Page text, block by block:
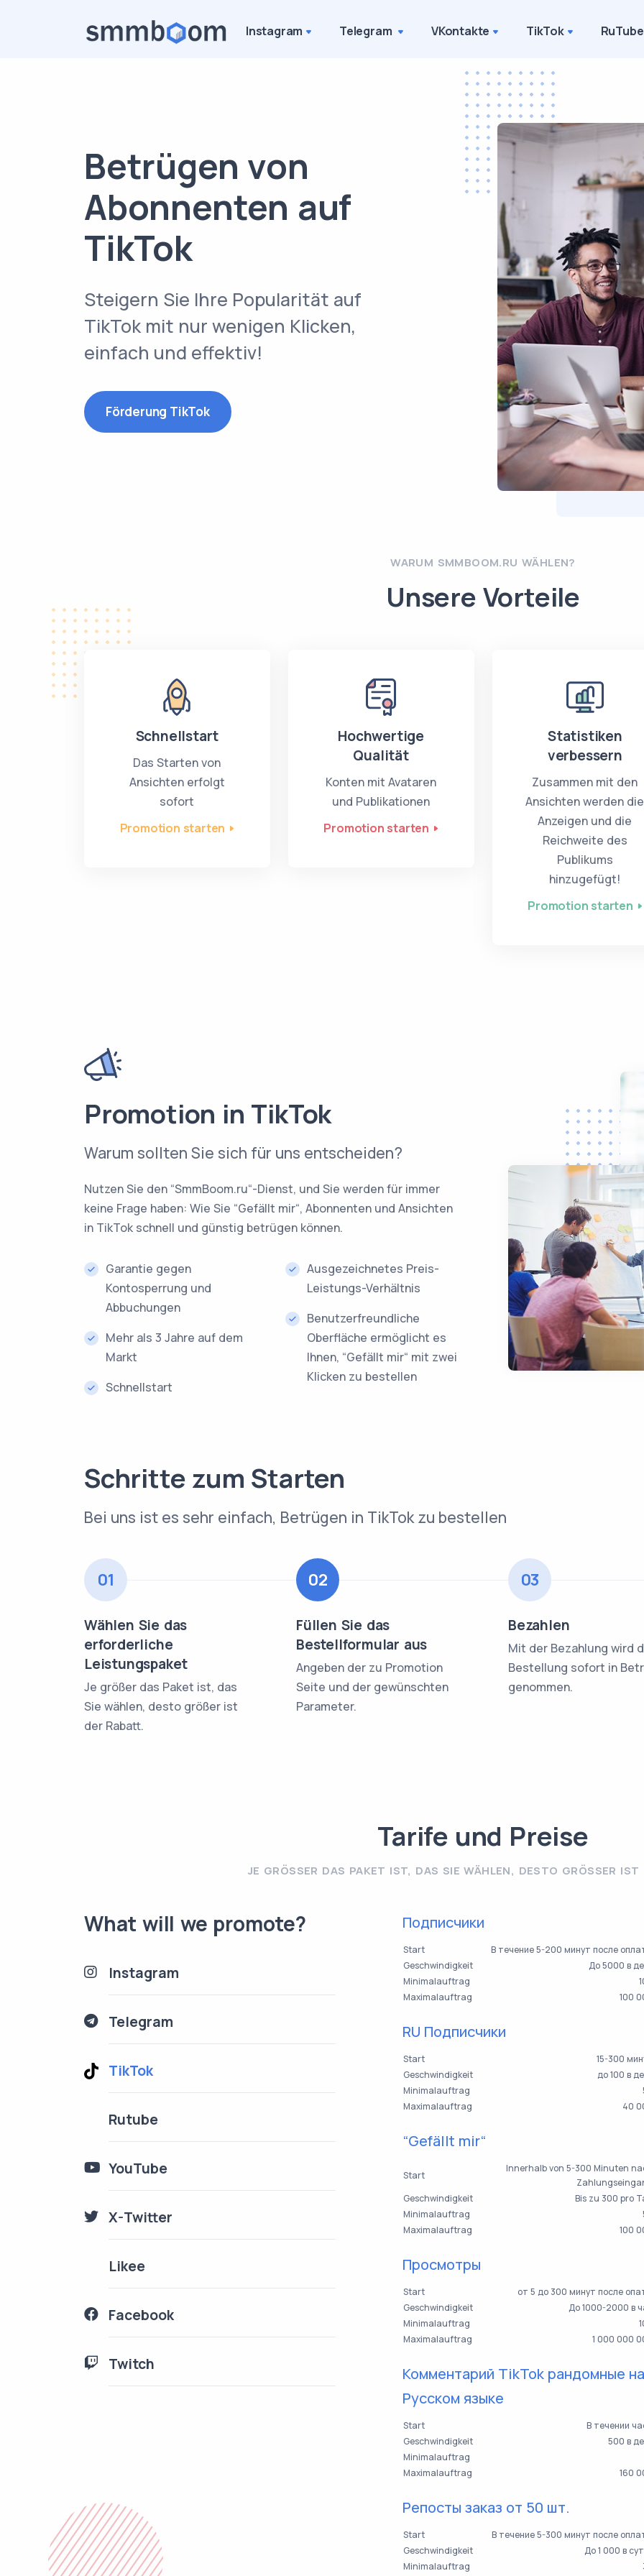
Instagram Telegram VKontakte TikTok RuTube
Betrügen von
Abonnenten auf
TikTok
Steigern Sie Ihre Popularität auf
TikTok mit nur wenigen Klicken,
einfach und effektiv!
Förderung TikTok
WARUM SMMBOOM.RU WÄHLEN?
Unsere Vorteile
Schnellstart
Das Starten von
Ansichten erfolgt
sofort
Promotion starten
Hochwertige
Qualität
Konten mit Avataren
und Publikationen
Promotion starten
Statistiken
verbessern
Zusammen mit den
Ansichten werden die
Anzeigen und die
Reichweite des
Publikums
hinzugefügt!
Promotion starten
Promotion in TikTok
Warum sollten Sie sich für uns entscheiden?
Nutzen Sie den “SmmBoom.ru“-Dienst, und Sie werden für immer
keine Frage haben: Wie Sie “Gefällt mir“, Abonnenten und Ansichten
in TikTok schnell und günstig betrügen können.
Garantie gegen
Kontosperrung und
Abbuchungen
Mehr als 3 Jahre auf dem
Markt
Schnellstart
Ausgezeichnetes Preis-
Leistungs-Verhältnis
Benutzerfreundliche
Oberfläche ermöglicht es
Ihnen, “Gefällt mir“ mit zwei
Klicken zu bestellen
Schritte zum Starten
Bei uns ist es sehr einfach, Betrügen in TikTok zu bestellen
01
Wählen Sie das
erforderliche
Leistungspaket
Je größer das Paket ist, das
Sie wählen, desto größer ist
der Rabatt.
02
Füllen Sie das
Bestellformular aus
Angeben der zu Promotion
Seite und der gewünschten
Parameter.
03
Bezahlen
Mit der Bezahlung wird
Bestellung sofort in
genommen.
Tarife und Preise
JE GRÖSSER DAS PAKET IST, DAS SIE WÄHLEN, DESTO GRÖSSER IST
What will we promote?
Instagram
Telegram
TikTok
Rutube
YouTube
X-Twitter
Likee
Facebook
Twitch
Подписчики
Start
В течение 5-200 минут после
Geschwindigkeit
До 5000 в
Minimalauftrag
Maximalauftrag
100
RU Подписчики
Start
15-300
Geschwindigkeit
до 100 в
Minimalauftrag
Maximalauftrag
40
“Gefällt mir“
Start
Innerhalb von 5-300 Minuten
Geschwindigkeit
Bis zu 300 pro
Minimalauftrag
Maximalauftrag
100
Просмотры
Start
от 5 до 300 минут после
Geschwindigkeit
До 1000-2000 в
Minimalauftrag
Maximalauftrag
1 000 000
Комментарий TikTok рандомные
Русском языке
Start
В течении
Geschwindigkeit
500 в
Minimalauftrag
Maximalauftrag
160
Репосты заказ от 50 шт.
Start
В течение 5-300 минут после
Geschwindigkeit
До 1 000 в
Minimalauftrag